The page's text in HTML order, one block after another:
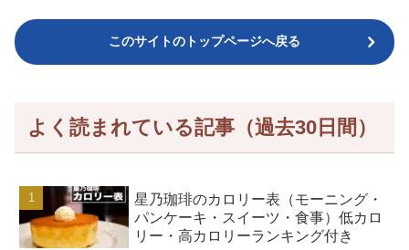
このサイトのトップページへ戻る
よく読まれている記事（過去30日間）
星乃珈琲のカロリー表（モーニング・
パンケーキ・スイーツ・食事）低カロ
リー・高カロリーランキング付き